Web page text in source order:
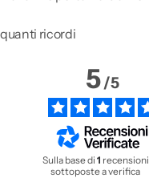
ricordi
5/5
Sulla base di 1 recensioni
sottoposte a verifica